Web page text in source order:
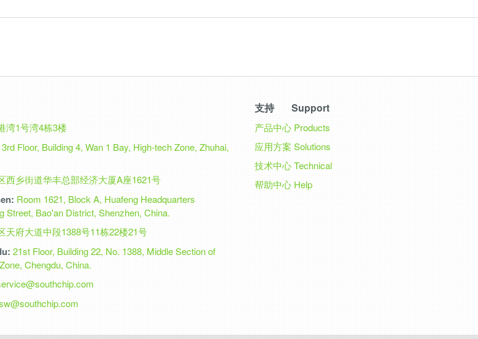
湾1号湾4栋3楼
3rd Floor, Building 4, Wan 1 Bay, High-tech Zone, Zhuhai,
西乡街道华丰总部经济大厦A座1621号
Room 1621, Block A, Huafeng Headquarters
Street, Bao'an District, Shenzhen, China.
天府大道中段1388号11栋22楼21号
21st Floor, Building 22, No. 1388, Middle Section of
Chengdu, China.
支持 Support
产品中心 Products
应用方案 Solutions
技术中心 Technical
帮助中心 Help